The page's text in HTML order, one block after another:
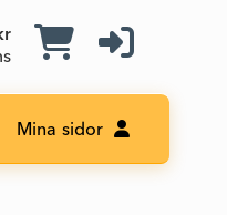
Mina sidor